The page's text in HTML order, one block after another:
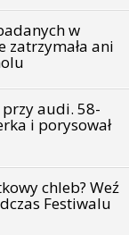
w
zatrzymała ani
przy audi. 58-
i porysował
chleb? Weź
Festiwalu